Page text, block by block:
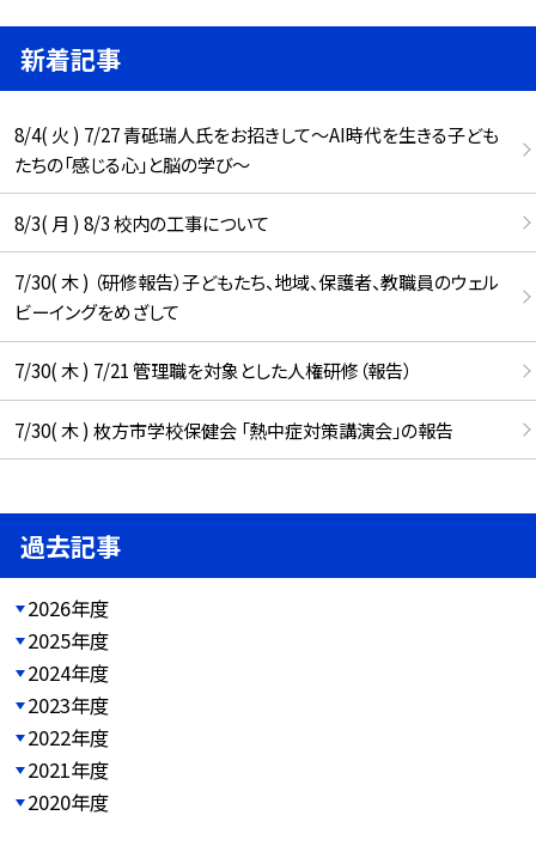
新着記事
8/4( 火 ) 7/27 青砥瑞人氏をお招きして〜AI時代を生きる子ども
たちの「感じる心」と脳の学び〜
8/3( 月 ) 8/3 校内の工事について
7/30( 木 ) （研修報告）子どもたち、地域、保護者、教職員のウェル
ビーイングをめざして
7/30( 木 ) 7/21 管理職を対象とした人権研修（報告）
7/30( 木 ) 枚方市学校保健会 「熱中症対策講演会」の報告
過去記事
2026年度
2025年度
2024年度
2023年度
2022年度
2021年度
2020年度